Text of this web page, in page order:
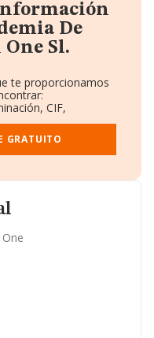
De
Sl.
te proporcionamos
CIF,
Empleados.
sobre la empresa.
GRATUITO